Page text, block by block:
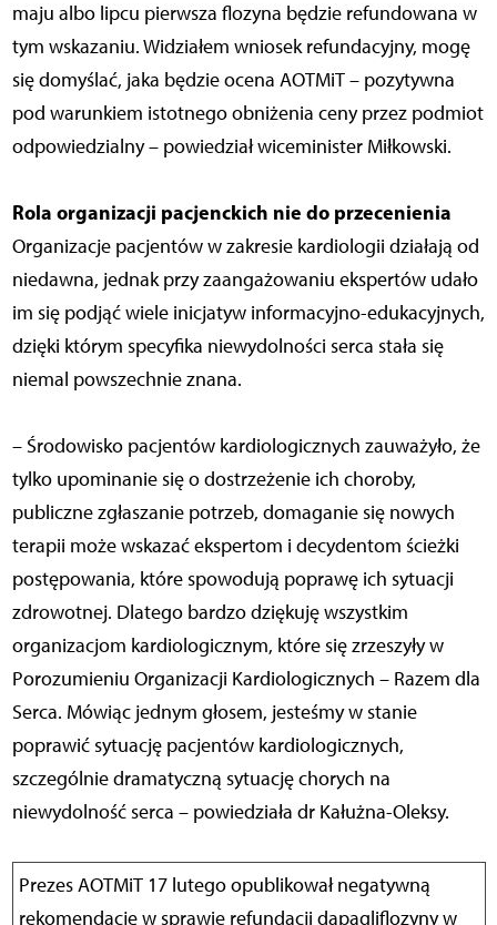
maju albo lipcu pierwsza flozyna będzie refundowana w
tym wskazaniu. Widziałem wniosek refundacyjny, mogę
się domyślać, jaka będzie ocena AOTMiT – pozytywna
pod warunkiem istotnego obniżenia ceny przez podmiot
odpowiedzialny – powiedział wiceminister Miłkowski.
Rola organizacji pacjenckich nie do przecenienia
Organizacje pacjentów w zakresie kardiologii działają od
niedawna, jednak przy zaangażowaniu ekspertów udało
im się podjąć wiele inicjatyw informacyjno-edukacyjnych,
dzięki którym specyfika niewydolności serca stała się
niemal powszechnie znana.
– Środowisko pacjentów kardiologicznych zauważyło, że
tylko upominanie się o dostrzeżenie ich choroby,
publiczne zgłaszanie potrzeb, domaganie się nowych
terapii może wskazać ekspertom i decydentom ścieżki
postępowania, które spowodują poprawę ich sytuacji
zdrowotnej. Dlatego bardzo dziękuję wszystkim
organizacjom kardiologicznym, które się zrzeszyły w
Porozumieniu Organizacji Kardiologicznych – Razem dla
Serca. Mówiąc jednym głosem, jesteśmy w stanie
poprawić sytuację pacjentów kardiologicznych,
szczególnie dramatyczną sytuację chorych na
niewydolność serca – powiedziała dr Kałużna-Oleksy.
Prezes AOTMiT 17 lutego opublikował negatywną
rekomendację w sprawie refundacji dapagliflozyny w